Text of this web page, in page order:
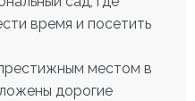
время и посетить
местом в
дорогие